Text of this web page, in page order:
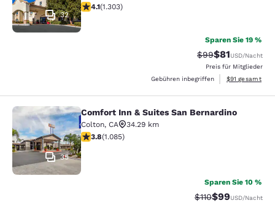
32
4.07-Sterne-Bewertung. Sehr gut. 1303 Bewertungen
4.1(1.303)
Sparen Sie 19 %
$99Vergünstigter
$81USD/Nacht
Preis für Mitglieder
Gebühren inbegriffen
Geschätzte
$91 gesamt
Comfort Inn & Suites San
35
Comfort Inn & Suites San Bernardino
Colton, CA
34.29 km
3.82-Sterne-Bewertung. Gut. 1085 Bewertungen
3.8(1.085)
Sparen Sie 10 %
Durchgestrichener
$110Vergünstigter
$99USD/Nacht